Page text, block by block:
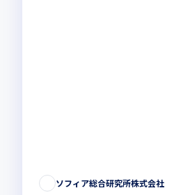
ソフィア総合研究所株式会社